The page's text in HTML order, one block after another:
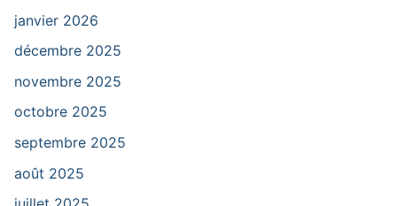
janvier 2026
décembre 2025
novembre 2025
octobre 2025
septembre 2025
août 2025